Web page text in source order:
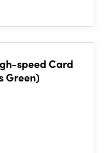
speed Card
Green)